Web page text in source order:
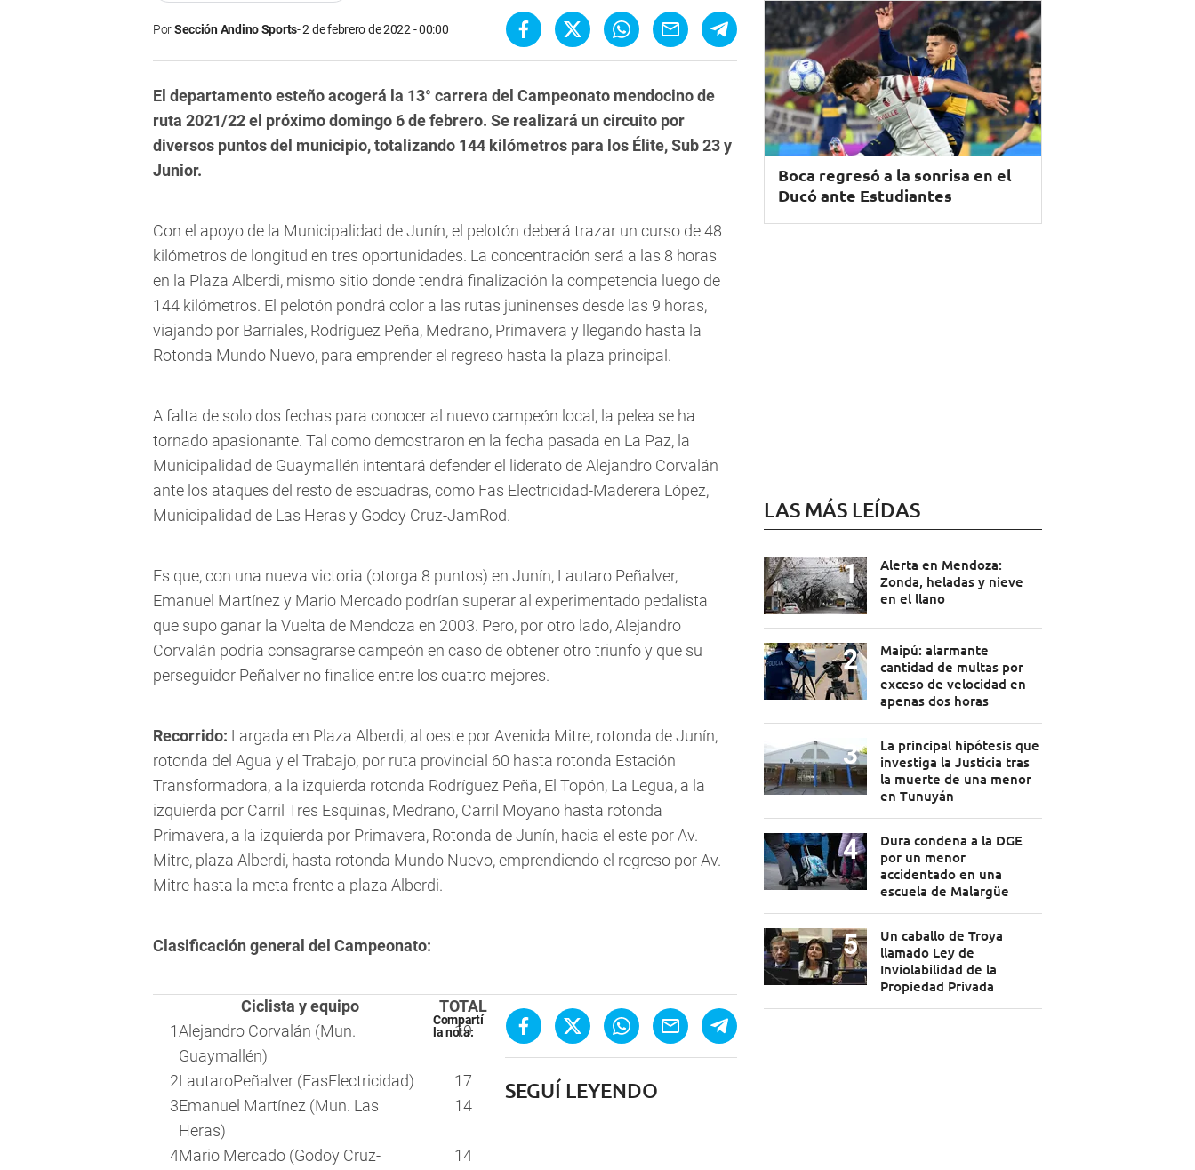
PorSección Andino Sports 2 de febrero de 2022 - 00:00
El departamento esteño acogerá la 13° carrera del Campeonato mendocino de
ruta 2021/22 el próximo domingo 6 de febrero. Se realizará un circuito por
diversos puntos del municipio, totalizando 144 kilómetros para los Élite, Sub 23 y
Junior.
Con el apoyo de la Municipalidad de Junín, el pelotón deberá trazar un curso de 48
kilómetros de longitud en tres oportunidades. La concentración será a las 8 horas
en la Plaza Alberdi, mismo sitio donde tendrá finalización la competencia luego de
144 kilómetros. El pelotón pondrá color a las rutas juninenses desde las 9 horas,
viajando por Barriales, Rodríguez Peña, Medrano, Primavera y llegando hasta la
Rotonda Mundo Nuevo, para emprender el regreso hasta la plaza principal.
A falta de solo dos fechas para conocer al nuevo campeón local, la pelea se ha
tornado apasionante. Tal como demostraron en la fecha pasada en La Paz, la
Municipalidad de Guaymallén intentará defender el liderato de Alejandro Corvalán
ante los ataques del resto de escuadras, como Fas Electricidad-Maderera López,
Municipalidad de Las Heras y Godoy Cruz-JamRod.
Es que, con una nueva victoria (otorga 8 puntos) en Junín, Lautaro Peñalver,
Emanuel Martínez y Mario Mercado podrían superar al experimentado pedalista
que supo ganar la Vuelta de Mendoza en 2003. Pero, por otro lado, Alejandro
Corvalán podría consagrarse campeón en caso de obtener otro triunfo y que su
perseguidor Peñalver no finalice entre los cuatro mejores.
Recorrido: Largada en Plaza Alberdi, al oeste por Avenida Mitre, rotonda de Junín,
rotonda del Agua y el Trabajo, por ruta provincial 60 hasta rotonda Estación
Transformadora, a la izquierda rotonda Rodríguez Peña, El Topón, La Legua, a la
izquierda por Carril Tres Esquinas, Medrano, Carril Moyano hasta rotonda
Primavera, a la izquierda por Primavera, Rotonda de Junín, hacia el este por Av.
Mitre, plaza Alberdi, hasta rotonda Mundo Nuevo, emprendiendo el regreso por Av.
Mitre hasta la meta frente a plaza Alberdi.
Clasificación general del Campeonato:
Ciclista y equipo
TOTAL
1Alejandro Corvalán (Mun.
Guaymallén)
19
2LautaroPeñalver (FasElectricidad)
17
3Emanuel Martínez (Mun. Las
Heras)
14
4Mario Mercado (Godoy Cruz-
14
Compartí
la nota:
SEGUÍ LEYENDO
Boca regresó a la sonrisa en el
Ducó ante Estudiantes
LAS MÁS LEÍDAS
Alerta en Mendoza:
Zonda, heladas y nieve
en el llano
Maipú: alarmante
cantidad de multas por
exceso de velocidad en
apenas dos horas
La principal hipótesis que
investiga la Justicia tras
la muerte de una menor
en Tunuyán
Dura condena a la DGE
por un menor
accidentado en una
escuela de Malargüe
Un caballo de Troya
llamado Ley de
Inviolabilidad de la
Propiedad Privada